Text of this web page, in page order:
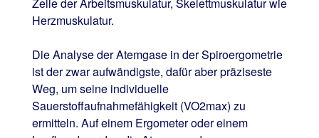
Zelle der Arbeitsmuskulatur, Skelettmuskulatur wie
Herzmuskulatur.
Die Analyse der Atemgase in der Spiroergometrie
ist der zwar aufwändigste, dafür aber präziseste
Weg, um seine individuelle
Sauerstoffaufnahmefähigkeit (VO2max) zu
ermitteln. Auf einem Ergometer oder einem